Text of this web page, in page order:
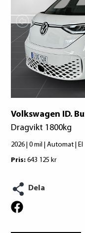
Continental
Goodyear
Continental
PIRELLI
Giti
Pirelli
Giti
Volkswagen ID.
Dragvikt 1800kg
2026 | 0 mil | Automat | El
Pris: 643 125 kr
Dela